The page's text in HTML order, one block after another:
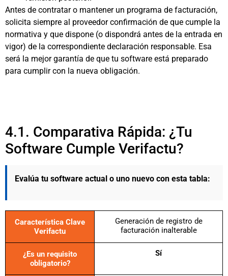
Antes de contratar o mantener un programa de facturación,
solicita siempre al proveedor confirmación de que cumple la
normativa y que dispone (o dispondrá antes de la entrada en
vigor) de la correspondiente declaración responsable. Esa
será la mejor garantía de que tu software está preparado
para cumplir con la nueva obligación.
4.1. Comparativa Rápida: ¿Tu
Software Cumple Verifactu?
Evalúa tu software actual o uno nuevo con esta tabla:
Característica Clave
Verifactu
Generación de registro de
facturación inalterable
¿Es un requisito
obligatorio?
Sí